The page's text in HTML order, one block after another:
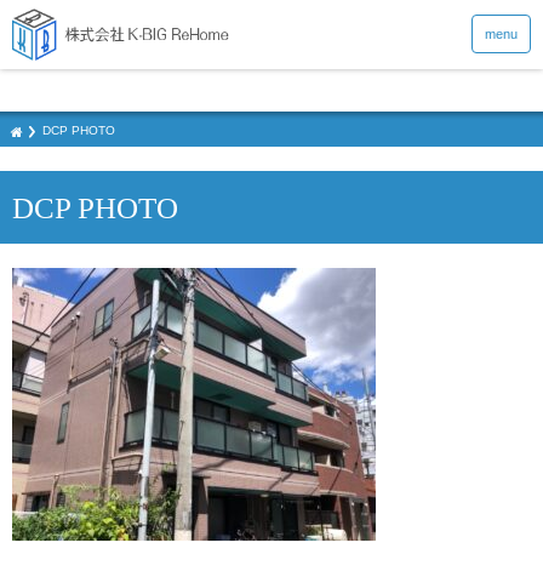
menu
DCP PHOTO
DCP PHOTO